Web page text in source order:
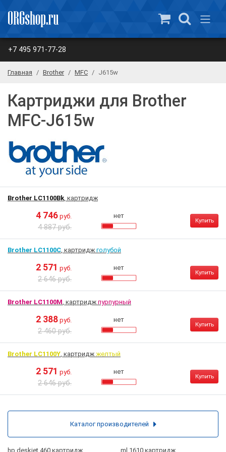
+7 495 971-77-28
Главная Brother MFC J615w
Картриджи для Brother
MFC-J615w
Brother LC1100Bk, картридж
4 746 руб.
4 887 руб.
нет
Купить
Brother LC1100C, картридж голубой
2 571 руб.
2 646 руб.
нет
Купить
Brother LC1100M, картридж пурпурный
2 388 руб.
2 460 руб.
нет
Купить
Brother LC1100Y, картридж желтый
2 571 руб.
2 646 руб.
нет
Купить
hp deskjet 460 картридж ml 1610 картридж